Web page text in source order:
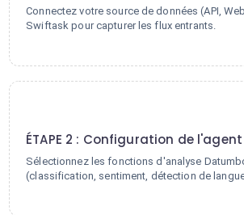
Connectez votre source de données (API,
Swiftask pour capturer les flux entrants.
ÉTAPE 2 : Configuration de
Sélectionnez les fonctions d'analyse
(classification, sentiment, détection de